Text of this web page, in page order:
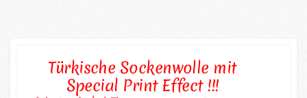
Türkische Sockenwolle mit
Special Print Effect !!!